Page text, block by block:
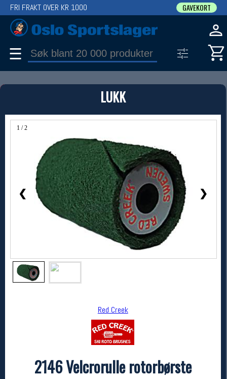
LUKK
1 / 2
❮ ❯
Red Creek
2146 Velcrorulle rotorbørste
FRI FRAKT OVER KR 1000 GAVEKORT
☰
PRODUKT
Produkter (1)
Bruk filter til å spisse søket
Red Creek